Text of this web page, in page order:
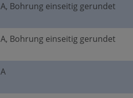
A, Bohrung einseitig gerundet
A, Bohrung einseitig gerundet
A